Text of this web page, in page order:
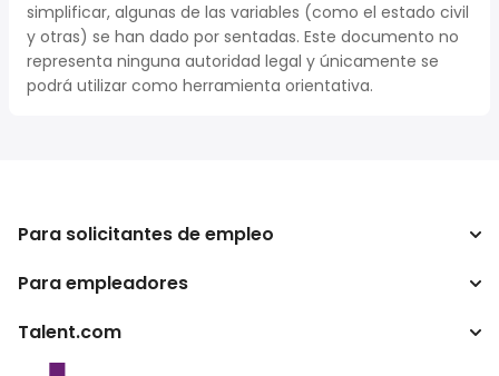
simplificar, algunas de las variables (como el estado civil
y otras) se han dado por sentadas. Este documento no
representa ninguna autoridad legal y únicamente se
podrá utilizar como herramienta orientativa.
Para solicitantes de empleo
Buscador de trabajo
Para empleadores
Empresa
Talent.com